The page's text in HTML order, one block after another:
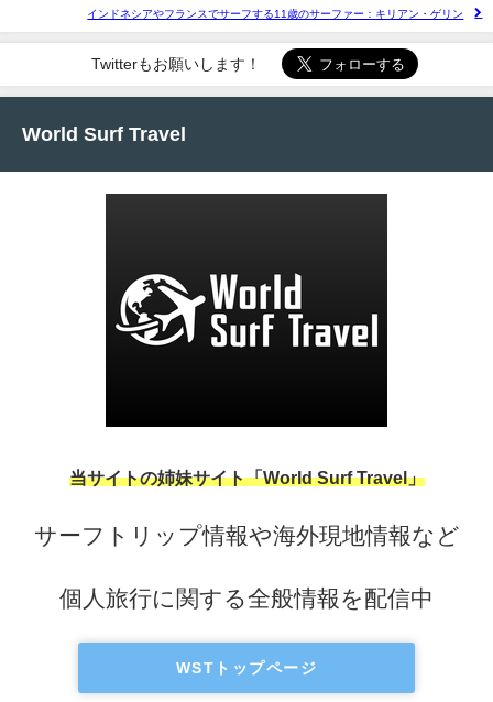
インドネシアやフランスでサーフする11歳のサーファー：キリアン・ゲリン
Twitterもお願いします！
World Surf Travel
当サイトの姉妹サイト「World Surf Travel」
サーフトリップ情報や海外現地情報など
個人旅行に関する全般情報を配信中
WSTトップページ